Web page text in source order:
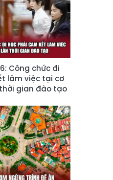
Công chức đi
làm việc tại cơ
gian đào tạo